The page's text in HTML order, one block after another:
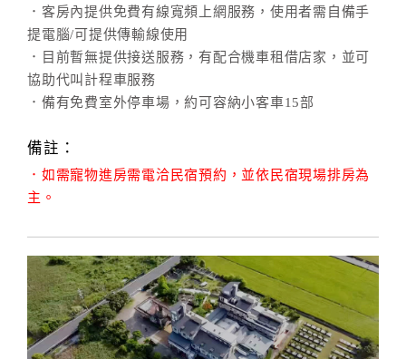
．客房內提供免費有線寬頻上網服務，使用者需自備手
提電腦/可提供傳輸線使用
．目前暫無提供接送服務，有配合機車租借店家，並可
協助代叫計程車服務
．備有免費室外停車場，約可容納小客車15部
備註：
．如需寵物進房需電洽民宿預約，並依民宿現場排房為
主。